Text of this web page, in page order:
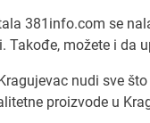
381info.com se
Takođe, možete i da
nudi sve
proizvode u